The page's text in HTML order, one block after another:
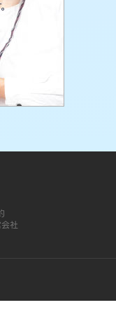
社
占い